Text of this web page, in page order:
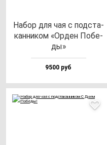
Набор для чая с под­ста­
кан­ни­ком «Орден Побе­
ды»
9500 руб